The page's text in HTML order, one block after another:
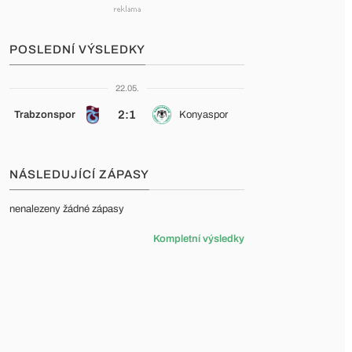
POSLEDNÍ VÝSLEDKY
22.05.
Trabzonspor 2:1 Konyaspor
NÁSLEDUJÍCÍ ZÁPASY
nenalezeny žádné zápasy
Kompletní výsledky